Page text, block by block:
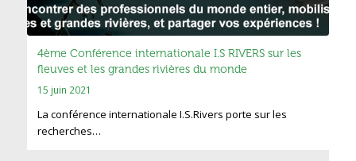
4ème Conférence internationale I.S RIVERS sur les
fleuves et les grandes rivières du monde
15 juin 2021
La conférence internationale I.S.Rivers porte sur les
recherches…